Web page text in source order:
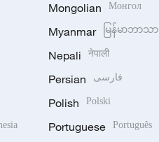
Mongolian Монгол
Myanmar မြန်မာဘာသာ
Nepali नेपाली
Persian فارسی
Polish Polski
Portuguese Português